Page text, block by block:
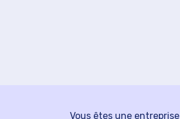
Vous êtes une entreprise